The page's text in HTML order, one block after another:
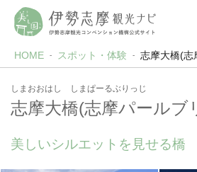
HOME スポット・体験 志摩大橋(志
しまおおはし しまぱーるぶりっじ
志摩大橋(志摩パールブ
美しいシルエットを見せる橋